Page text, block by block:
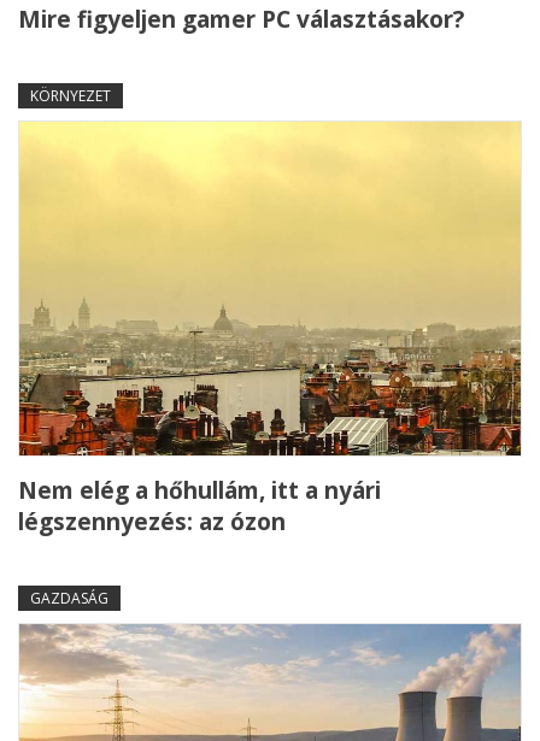
Mire figyeljen gamer PC választásakor?
KÖRNYEZET
Nem elég a hőhullám, itt a nyári
légszennyezés: az ózon
GAZDASÁG